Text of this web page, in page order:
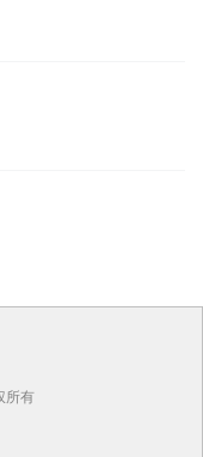
虚～
你是骂四大名著不行吗？
所有